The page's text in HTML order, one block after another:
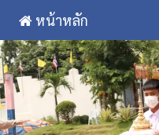
หน้าหลัก